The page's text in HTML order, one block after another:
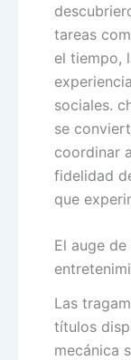
tareas
el tiempo,
sociales.
se
coordinar
fidelidad
que
El auge
Las
títulos
mecánica